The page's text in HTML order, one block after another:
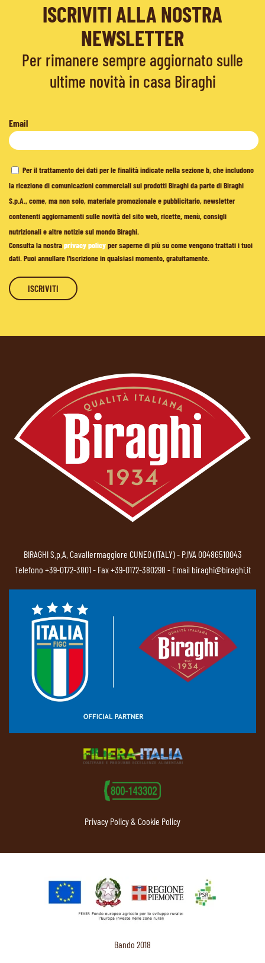
ISCRIVITI ALLA NOSTRA
NEWSLETTER
Per rimanere sempre aggiornato sulle
ultime novità in casa Biraghi
Email
Per il trattamento dei dati per le finalità indicate nella sezione b, che includono
la ricezione di comunicazioni commerciali sui prodotti Biraghi da parte di Biraghi
S.p.A., come, ma non solo, materiale promozionale e pubblicitario, newsletter
contenenti aggiornamenti sulle novità del sito web, ricette, menù, consigli
nutrizionali e altre notizie sul mondo Biraghi.
Consulta la nostraprivacy policyper saperne di più su come vengono trattati i tuoi
dati. Puoi annullare l'iscrizione in qualsiasi momento, gratuitamente.
BIRAGHI S.p.A. Cavallermaggiore CUNEO (ITALY) - P.IVA 00486510043
Telefono +39-0172-3801- Fax +39-0172-380298 - Email biraghi@biraghi.it
Privacy Policy & Cookie Policy
Bando 2018